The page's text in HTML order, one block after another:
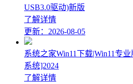
USB3.0驱动)新版
了解详情
更新：2026-08-05
系统之家Win11下载|Win11专
系统]2024
了解详情